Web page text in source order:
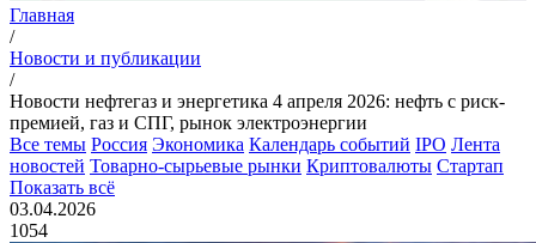
Главная
/
Новости и публикации
/
Новости нефтегаз и энергетика 4 апреля 2026: нефть с риск-
премией, газ и СПГ, рынок электроэнергии
Все темы Россия Экономика Календарь событий IPO Лента
новостей Товарно-сырьевые рынки Криптовалюты Стартап
Показать всё
03.04.2026
1054